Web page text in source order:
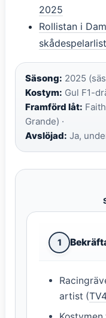
2025
Rollistan i
Säsong: 2025
Kostym: Gul F1-
Framförd låt:
Grande) ·
Avslöjad: Ja,
1
artist (TV4